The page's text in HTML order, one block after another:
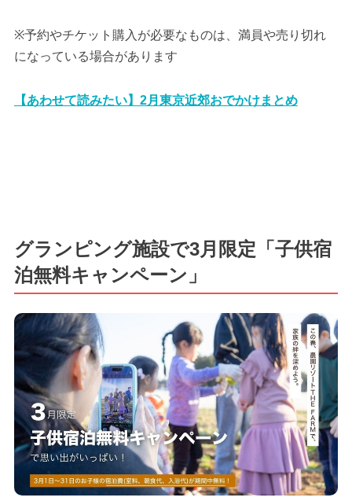
※予約やチケット購入が必要なものは、満員や売り切れ
になっている場合があります
【あわせて読みたい】2月東京近郊おでかけまとめ
グランピング施設で3月限定「子供宿
泊無料キャンペーン」